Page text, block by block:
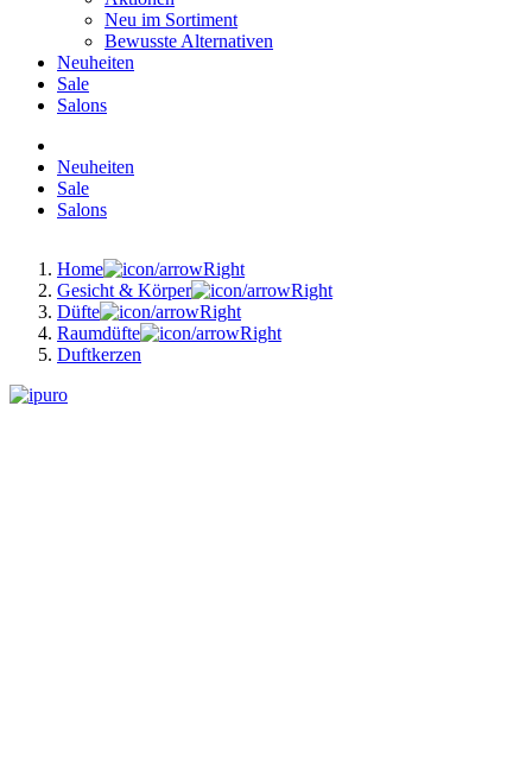
Neu im Sortiment
Bewusste Alternativen
Neuheiten
Sale
Salons
Neuheiten
Sale
Salons
Home
Gesicht & Körper
Düfte
Raumdüfte
Duftkerzen